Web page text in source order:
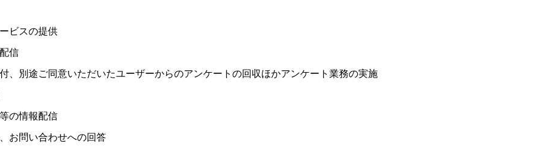
ビスの提供
信
、別途ご同意いただいたユーザーからのアンケートの回収ほかアンケート業務の実施
の情報配信
お問い合わせへの回答